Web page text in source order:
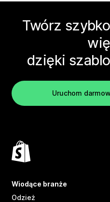
Twórz
dzięki
Uruchom
Wiodące branże
Odzież